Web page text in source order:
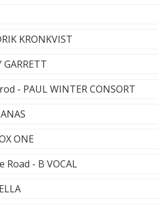
KRONKVIST
- PAUL WINTER CONSORT
ONE
Road - B VOCAL